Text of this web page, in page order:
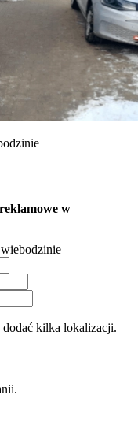
w
kilka lokalizacji.